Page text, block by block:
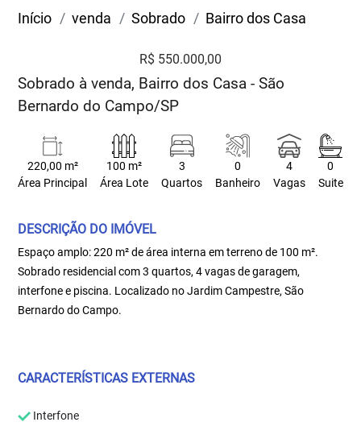
Início venda Sobrado Bairro dos Casa
R$ 550.000,00
Sobrado à venda, Bairro dos Casa - São
Bernardo do Campo/SP
220,00 m²
Área Principal
100 m²
Área Lote
3
Quartos
0
Banheiro
4
Vagas
0
Suite
DESCRIÇÃO DO IMÓVEL
Espaço amplo: 220 m² de área interna em terreno de 100 m².
Sobrado residencial com 3 quartos, 4 vagas de garagem,
interfone e piscina. Localizado no Jardim Campestre, São
Bernardo do Campo.
CARACTERÍSTICAS EXTERNAS
Interfone